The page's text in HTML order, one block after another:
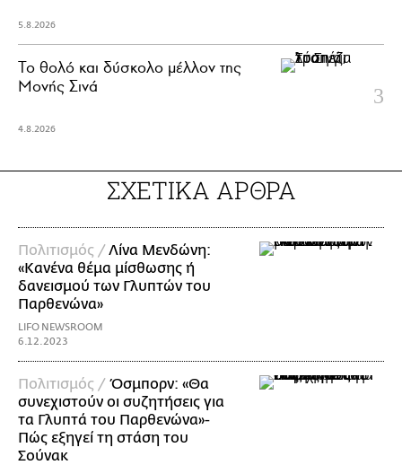
5.8.2026
Το θολό και δύσκολο μέλλον της
Μονής Σινά
4.8.2026
ΣΧΕΤΙΚΑ ΑΡΘΡΑ
Πολιτισμός /Λίνα Μενδώνη:
«Κανένα θέμα μίσθωσης ή
δανεισμού των Γλυπτών του
Παρθενώνα»
LIFO NEWSROOM
6.12.2023
Πολιτισμός /Όσμπορν: «Θα
συνεχιστούν οι συζητήσεις για
τα Γλυπτά του Παρθενώνα»-
Πώς εξηγεί τη στάση του
Σούνακ